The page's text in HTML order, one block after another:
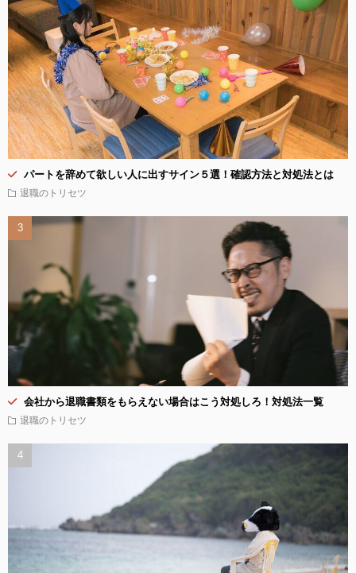
パートを辞めて欲しい人に出すサイン５選！確認方法と対処法とは
退職のトリセツ
会社から退職書類をもらえない場合はこう対処しろ！対処法一覧
退職のトリセツ